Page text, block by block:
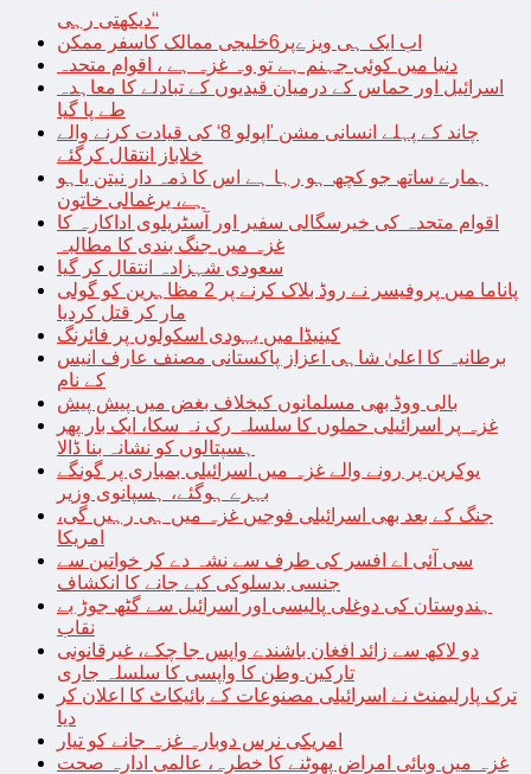
دیکھتی رہی‘‘
اب ایک ہی ویزےپر6خلیجی ممالک کاسفر ممکن
دنیا میں کوئی جہنم ہے تو وہ غزہ ہے ، اقوام متحدہ
اسرائیل اور حماس کے درمیان قیدیوں کے تبادلے کا معاہدہ
طے پا گیا
چاند کے پہلے انسانی مشن ’اپولو 8‘ کی قیادت کرنے والے
خلاباز انتقال کرگئے
ہمارے ساتھ جو کچھ ہو رہا ہے اس کا ذمہ دار نیتن یاہو
ہے، یرغمالی خاتون
اقوام متحدہ کی خیرسگالی سفیر اور آسٹریلوی اداکارہ کا
غزہ میں جنگ بندی کا مطالبہ
سعودی شہزادہ انتقال کر گیا
پاناما میں پروفیسر نے روڈ بلاک کرنے پر 2 مظاہرین کو گولی
مار کر قتل کردیا
کینیڈا میں یہودی اسکولوں پر فائرنگ
برطانیہ کا اعلیٰ شاہی اعزاز پاکستانی مصنف عارف انیس
کے نام
بالی ووڈ بھی مسلمانوں کیخلاف بغض میں پیش پیش
غزہ پر اسرائیلی حملوں کا سلسلہ رک نہ سکا، ایک بار پھر
ہسپتالوں کو نشانہ بنا ڈالا
یوکرین پر رونے والے غزہ میں اسرائیلی بمباری پر گونگے
بہرے ہوگئے، ہسپانوی وزیر
جنگ کے بعد بھی اسرائیلی فوجیں غزہ میں ہی رہیں گی،
امریکا
سی آئی اے افسر کی طرف سے نشہ دے کر خواتین سے
جنسی بدسلوکی کیے جانے کا انکشاف
ہندوستان کی دوغلی پالیسی اور اسرائیل سے گٹھ جوڑ بے
نقاب
دو لاکھ سے زائد افغان باشندے واپس جا چکے، غیرقانونی
تارکین وطن کا واپسی کا سلسلہ جاری
ترک پارلیمنٹ نے اسرائیلی مصنوعات کے بائیکاٹ کا اعلان کر
دیا
امریکی نرس دوبارہ غزہ جانے کو تیار
غزہ میں وبائی امراض پھوٹنے کا خطرہ، عالمی ادارہ صحت